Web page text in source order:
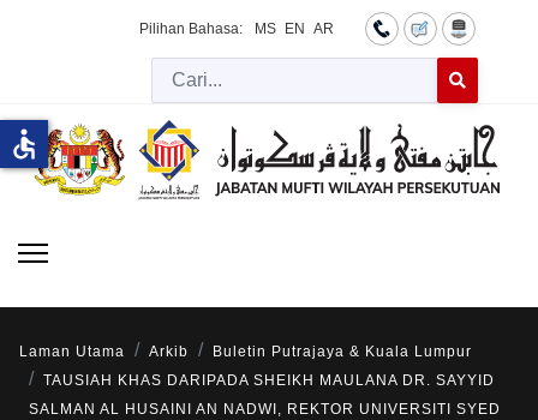
Pilihan Bahasa: MS EN AR
Cari
Laman Utama Arkib
Buletin Putrajaya & Kuala Lumpur
TAUSIAH KHAS DARIPADA SHEIKH MAULANA DR. SAYYID
SALMAN AL HUSAINI AN NADWI, REKTOR UNIVERSITI SYED
accessible